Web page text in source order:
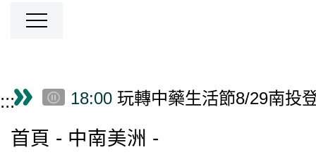
跳到主要內容區塊
:::僑務電子報首頁
18:00 玩轉中藥生活節8/29南投
16:00 量子運算不再科幻 半導
首頁 中南美洲